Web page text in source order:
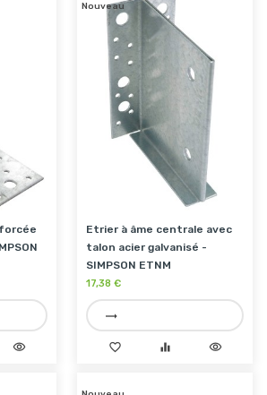
visibility
Nouveau
Etrier à âme centrale avec
talon acier galvanisé -
SIMPSON ETNM
17,38 €
trending_flat
favorite_border equalizer visibility